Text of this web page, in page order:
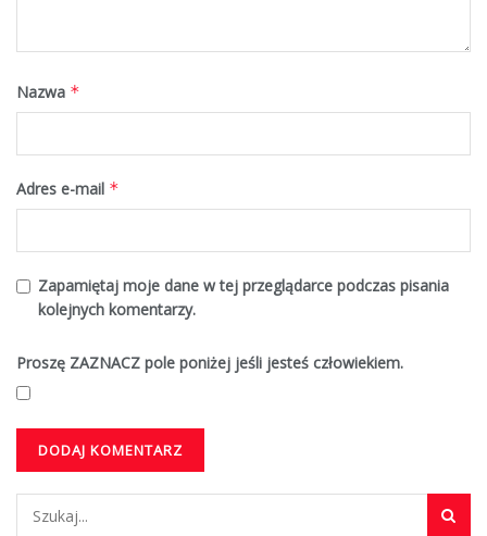
Nazwa *
Adres e-mail *
Zapamiętaj moje dane w tej przeglądarce podczas pisania
kolejnych komentarzy.
Proszę ZAZNACZ pole poniżej jeśli jesteś człowiekiem.